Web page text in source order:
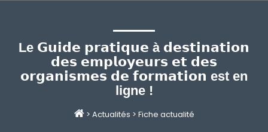
Le 𝗚𝘂𝗶𝗱𝗲 𝗽𝗿𝗮𝘁𝗶𝗾𝘂𝗲 à 𝗱𝗲𝘀𝘁𝗶𝗻𝗮𝘁𝗶𝗼𝗻
𝗱𝗲𝘀 𝗲𝗺𝗽𝗹𝗼𝘆𝗲𝘂𝗿𝘀 𝗲𝘁 𝗱𝗲𝘀
𝗼𝗿𝗴𝗮𝗻𝗶𝘀𝗺𝗲𝘀 𝗱𝗲 𝗳𝗼𝗿𝗺𝗮𝘁𝗶𝗼𝗻 est en
ligne !
> Actualités > Fiche actualité